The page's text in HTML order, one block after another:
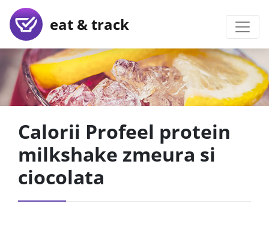
eat & track
Calorii Profeel protein
milkshake zmeura si
ciocolata